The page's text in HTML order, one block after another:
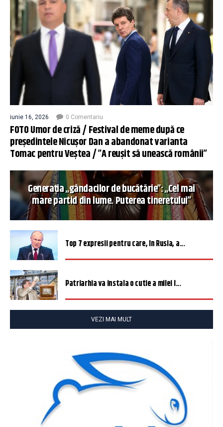
iunie 16, 2026 0 Comentariu
FOTO Umor de criză / Festival de meme după ce
președintele Nicușor Dan a abandonat varianta
Tomac pentru Veștea / ”A reușit să unească românii”
Generația „gândacilor de bucătărie”: „Cel mai
mare partid din lume. Puterea tineretului”
Top 7 expresii pentru care, în Rusia, a...
Patriarhia va instala o cutie a milei î...
VEZI MAI MULT